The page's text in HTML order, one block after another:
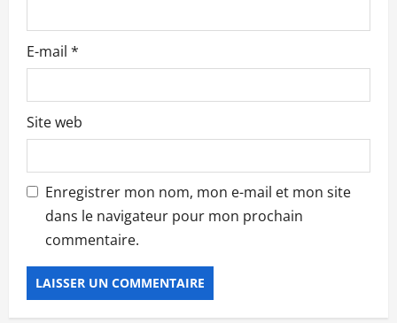
e
E-mail *
Site web
Enregistrer mon nom, mon e-mail et mon site
dans le navigateur pour mon prochain
commentaire.